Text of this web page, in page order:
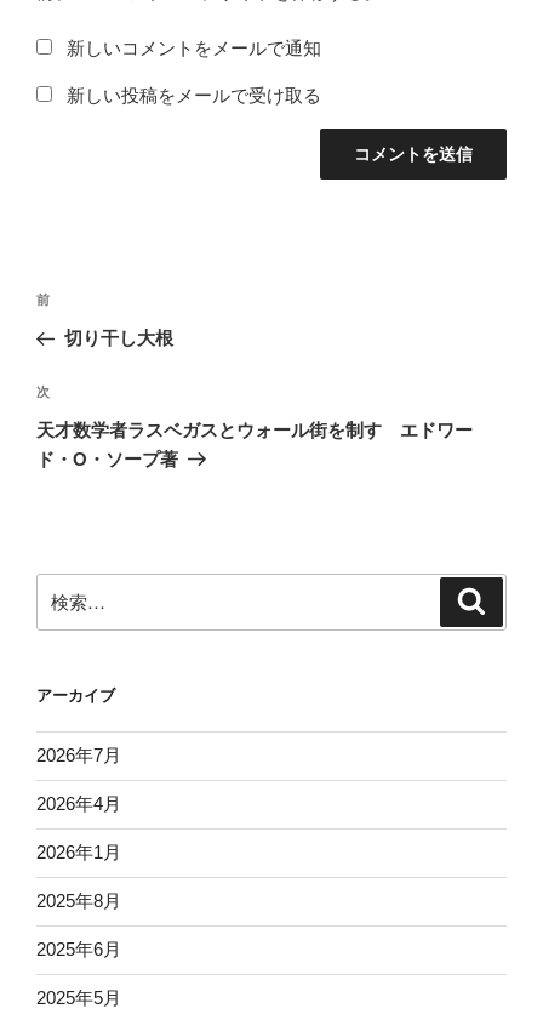
新しいコメントをメールで通知
新しい投稿をメールで受け取る
投
ナ
ビ
ゲ
ー
前
の
稿
前
切り干し大根
次
の
投
次
天才数学者ラスベガスとウォール街を制す エドワー
ド・O・ソープ著
索:
アーカイブ
2026年7月
2026年4月
2026年1月
2025年8月
2025年6月
2025年5月